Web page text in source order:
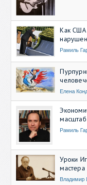
Как США
Рамиль
Елена
Рамиль
Уроки
мастера
Владимир